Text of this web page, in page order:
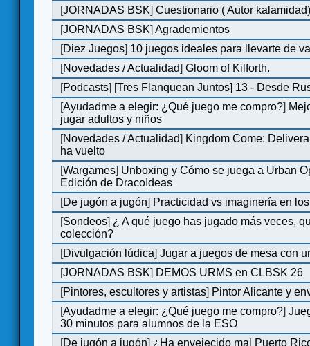
[JORNADAS BSK]Cuestionario ( Autor
[JORNADAS BSK]Agrademientos
[Diez Juegos] 10 juegos ideales para llevarte de
[Novedades / Actualidad]Gloom of Kilforth.
[Podcasts] [Tres Flanquean Juntos] 13 - Desde
[Ayudadme a elegir: ¿Qué juego me compro?]
jugar adultos y niños
[Novedades / Actualidad] Kingdom Come:
ha vuelto
[Wargames] Unboxing y Cómo se juega a Urban
Edición de DracoIdeas
[De jugón a jugón] Practicidad vs imaginería en
[Sondeos] ¿ A qué juego has jugado más veces,
colección?
[Divulgación lúdica]Jugar a juegos de mesa con
[JORNADAS BSK] DEMOS URMS en CLBSK 26
[Pintores, escultores y artistas] Pintor Alicante y
[Ayudadme a elegir: ¿Qué juego me compro?]
30 minutos para alumnos de la ESO
[De jugón a jugón] ¿Ha envejecido mal Puerto